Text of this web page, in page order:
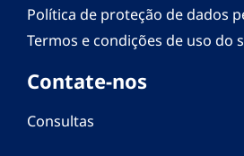
Política de proteção de dados
Termos e condições de uso do
Contate-nos
Consultas